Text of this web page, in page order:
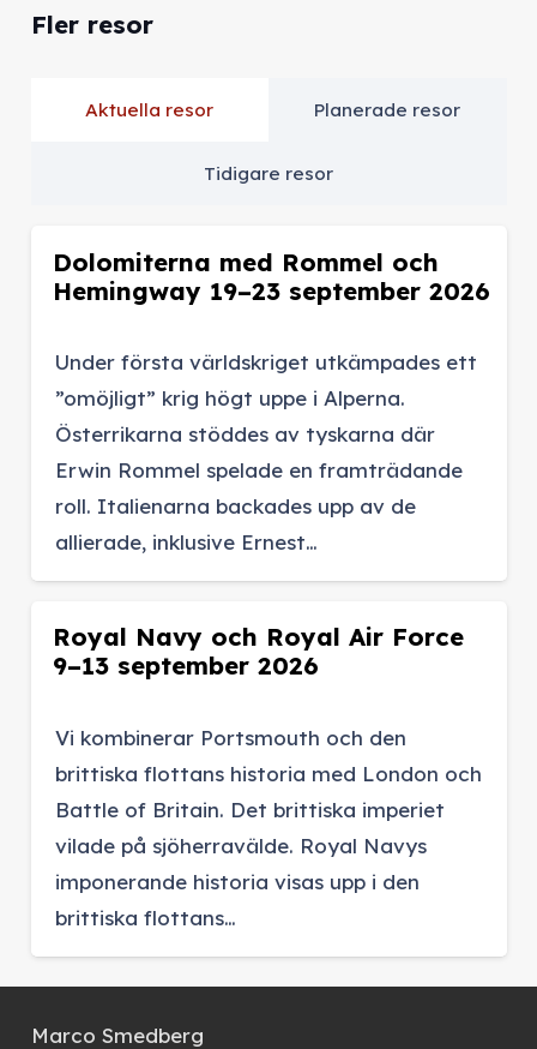
Fler resor
Aktuella resor Planerade resor
Tidigare resor
Dolomiterna med Rommel och
Hemingway 19–23 september 2026
Under första världskriget utkämpades ett
”omöjligt” krig högt uppe i Alperna.
Österrikarna stöddes av tyskarna där
Erwin Rommel spelade en framträdande
roll. Italienarna backades upp av de
allierade, inklusive Ernest…
Royal Navy och Royal Air Force
9–13 september 2026
Vi kombinerar Portsmouth och den
brittiska flottans historia med London och
Battle of Britain. Det brittiska imperiet
vilade på sjöherravälde. Royal Navys
imponerande historia visas upp i den
brittiska flottans…
Marco Smedberg